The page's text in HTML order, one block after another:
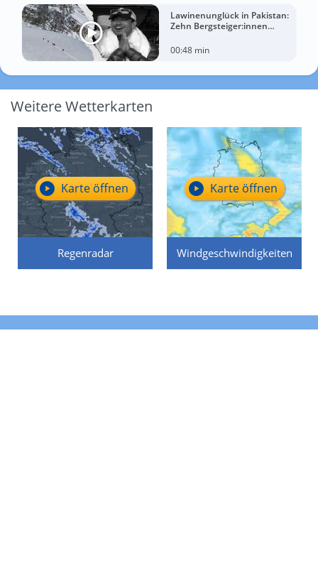
Lawinenunglück in Pakistan:
Zehn Bergsteiger:innen
00:48 min
Weitere Wetterkarten
Regenradar
Karte öffnen
Windgeschwindigkeiten
Karte öffnen